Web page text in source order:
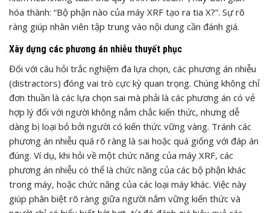
hóa thành: “Bộ phận nào của máy XRF tạo ra tia X?”. Sự rõ
ràng giúp nhân viên tập trung vào nội dung cần đánh giá.
Xây dựng các phương án nhiễu thuyết phục
Đối với câu hỏi trắc nghiệm đa lựa chọn, các phương án nhiễu
(distractors) đóng vai trò cực kỳ quan trọng. Chúng không chỉ
đơn thuần là các lựa chọn sai mà phải là các phương án có vẻ
hợp lý đối với người không nắm chắc kiến thức, nhưng dễ
dàng bị loại bỏ bởi người có kiến thức vững vàng. Tránh các
phương án nhiễu quá rõ ràng là sai hoặc quá giống với đáp án
đúng. Ví dụ, khi hỏi về một chức năng của máy XRF, các
phương án nhiễu có thể là chức năng của các bộ phận khác
trong máy, hoặc chức năng của các loại máy khác. Việc này
giúp phân biệt rõ ràng giữa người nắm vững kiến thức và